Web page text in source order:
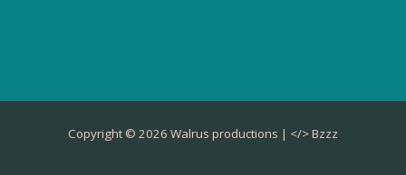
Copyright © 2026 Walrus productions | </>Bzzz